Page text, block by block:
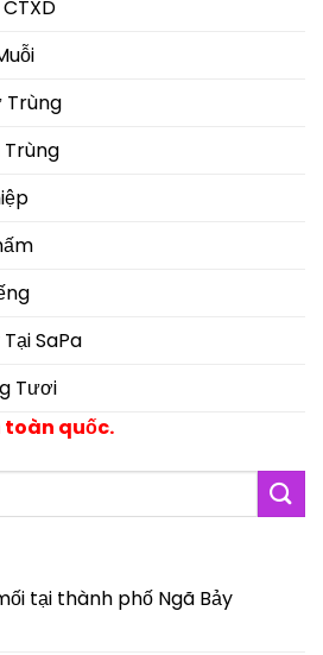
Trùng
Trùng
SaPa
Tươi
toàn quốc.
tại thành phố Ngã Bảy